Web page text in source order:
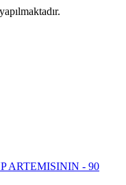
ARTEMISININ - 90